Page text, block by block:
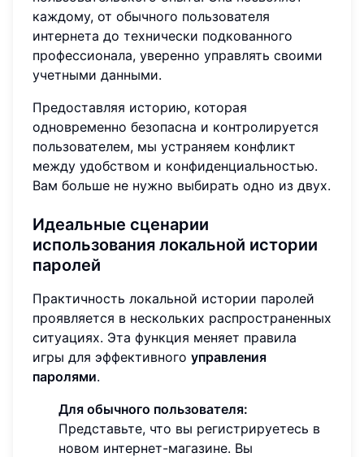
каждому, от обычного пользователя
интернета до технически подкованного
профессионала, уверенно управлять своими
учетными данными.
Предоставляя историю, которая
одновременно безопасна и контролируется
пользователем, мы устраняем конфликт
между удобством и конфиденциальностью.
Вам больше не нужно выбирать одно из двух.
Идеальные сценарии
использования локальной истории
паролей
Практичность локальной истории паролей
проявляется в нескольких распространенных
ситуациях. Эта функция меняет правила
игры для эффективного управления
паролями.
Для обычного пользователя:
Представьте, что вы регистрируетесь в
новом интернет-магазине. Вы